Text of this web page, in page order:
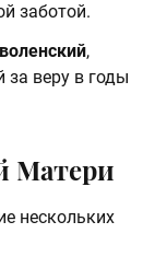
заботой.
,
за веру в годы
Матери
нескольких